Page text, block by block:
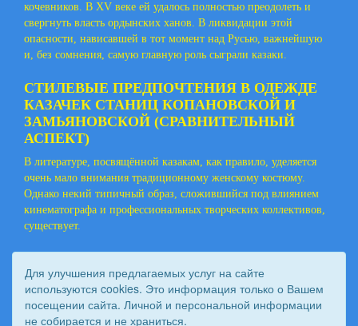
кочевников. В XV веке ей удалось полностью преодолеть и
свергнуть власть ордынских ханов. В ликвидации этой
опасности, нависавшей в тот момент над Русью, важнейшую
и, без сомнения, самую главную роль сыграли казаки.
СТИЛЕВЫЕ ПРЕДПОЧТЕНИЯ В ОДЕЖДЕ
КАЗАЧЕК СТАНИЦ КОПАНОВСКОЙ И
ЗАМЬЯНОВСКОЙ (СРАВНИТЕЛЬНЫЙ
АСПЕКТ)
В литературе, посвящённой казакам, как правило, уделяется
очень мало внимания традиционному женскому костюму.
Однако некий типичный образ, сложившийся под влиянием
кинематографа и профессиональных творческих коллективов,
существует.
Для улучшения предлагаемых услуг на сайте
используются cookies. Это информация только о Вашем
посещении сайта. Личной и персональной информации
не собирается и не храниться.